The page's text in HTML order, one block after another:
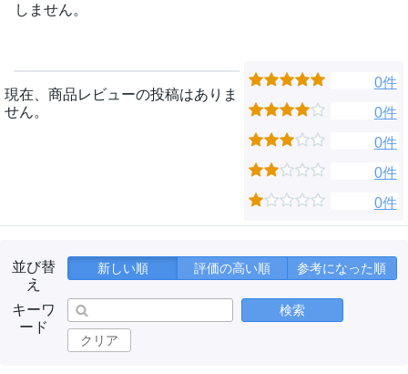
しません。
現在、商品レビューの投稿はありま
せん。
0件
0件
0件
0件
0件
並び替
え
新しい順 評価の高い順 参考になった順
キーワ
ード
検索
クリア